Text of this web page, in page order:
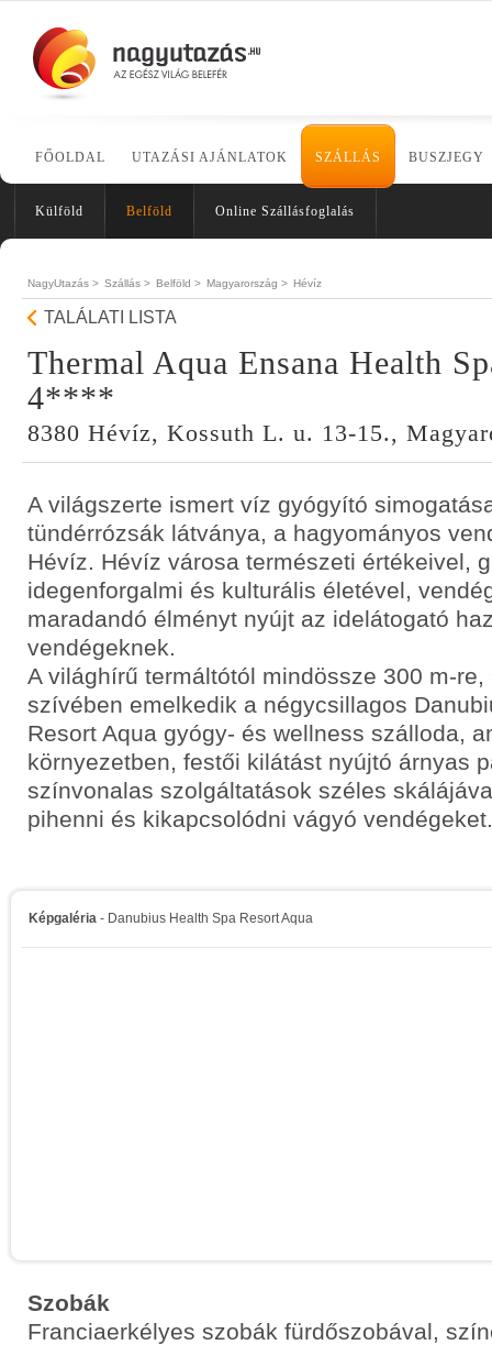
FŐOLDAL UTAZÁSI AJÁNLATOK SZÁLLÁS BUSZJEGY
Külföld Belföld Online Szállásfoglalás
NagyUtazás > Szállás > Belföld > Magyarország > Hévíz
TALÁLATI LISTA
Thermal Aqua Ensana Health
4****
8380 Hévíz, Kossuth L. u. 13-15.,
A világszerte ismert víz gyógyító
tündérrózsák látványa, a hagyományos
Hévíz. Hévíz városa természeti értékeivel,
idegenforgalmi és kulturális életével,
maradandó élményt nyújt az idelátogató
vendégeknek.
A világhírű termáltótól mindössze 300 m-re,
szívében emelkedik a négycsillagos
Resort Aqua gyógy- és wellness szálloda,
környezetben, festői kilátást nyújtó árnyas
színvonalas szolgáltatások széles
pihenni és kikapcsolódni vágyó vendégeket.
Képgaléria - Danubius Health Spa Resort Aqua
Szobák
Franciaerkélyes szobák fürdőszobával,